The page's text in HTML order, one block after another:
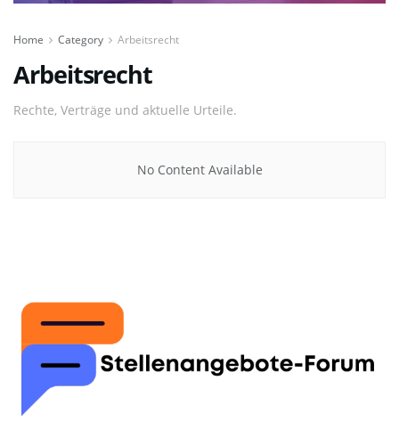
Home Category Arbeitsrecht
Arbeitsrecht
Rechte, Verträge und aktuelle Urteile.
No Content Available